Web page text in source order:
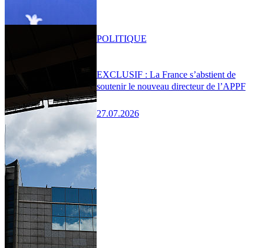
EXCLUSIF : La France s’abstient de
soutenir le nouveau directeur de l’APPF
27.07.2026
POLITIQUE